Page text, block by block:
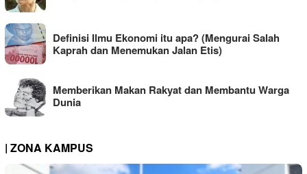
Definisi Ilmu Ekonomi itu apa? (Mengurai Salah
Kaprah dan Menemukan Jalan Etis)
Memberikan Makan Rakyat dan Membantu Warga
Dunia
| ZONA KAMPUS